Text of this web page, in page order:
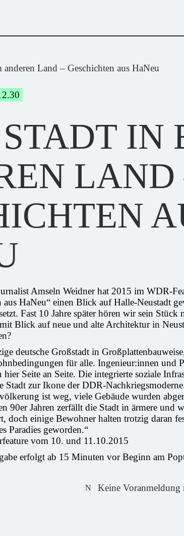
anderen Land – Geschichten aus HaNeu
IN
LAND
Amseln Weidner hat 2015 im WDR-
aus HaNeu“ einen Blick auf Halle-Neustadt
Fast 10 Jahre später hören wir sein Stück
Blick auf neue und alte Architektur in
deutsche Großstadt in
für alle. Ingenieur:innen und
Seite an Seite. Die integrierte soziale
Stadt zur Ikone der DDR-
ist weg, viele Gebäude wurden
90er Jahren zerfällt die Stadt in ärmere und
doch einige Bewohner halten trotzig daran
Paradies geworden.“
vom 10. und 11.10.2015
erfolgt ab 15 Minuten vor Beginn am
Keine Voranmeldung